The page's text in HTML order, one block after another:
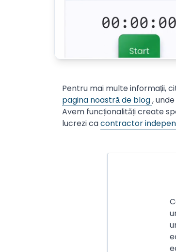
Pentru mai multe informații,
pagina noastră de blog,
Avem funcționalități create
lucrezi cacontractor